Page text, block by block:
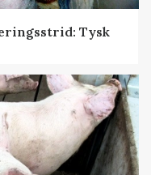
Tysk